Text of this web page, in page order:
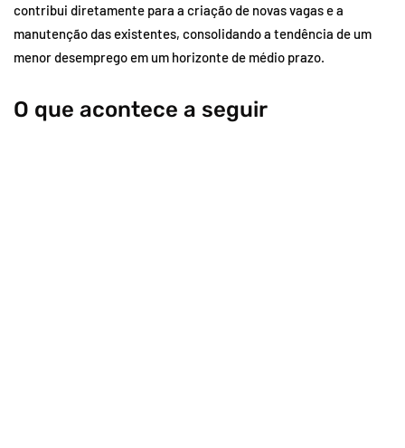
contribui diretamente para a criação de novas vagas e a
manutenção das existentes, consolidando a tendência de um
menor desemprego em um horizonte de médio prazo.
O que acontece a seguir